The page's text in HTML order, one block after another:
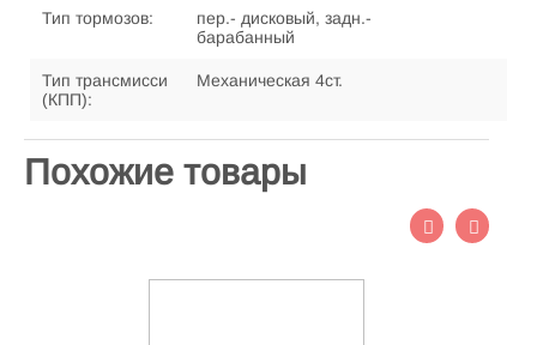
Тип тормозов:
пер.- дисковый, задн.-
барабанный
Тип трансмисси
(КПП):
Механическая 4ст.
Похожие товары